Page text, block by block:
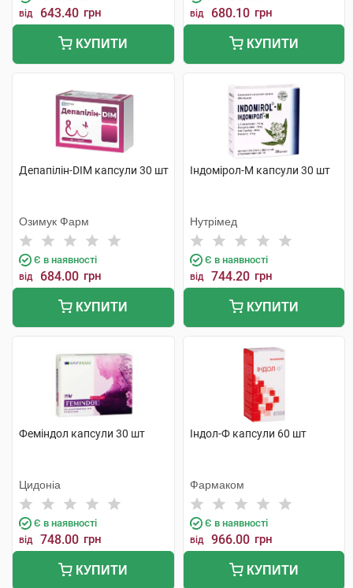
від 643.40 грн
КУПИТИ
від 680.10 грн
КУПИТИ
Депапілін-DIM капсули 30 шт
Озимук Фарм
Є в наявності
від 684.00 грн
КУПИТИ
Індомірол-М капсули 30 шт
Нутрімед
Є в наявності
від 744.20 грн
КУПИТИ
Феміндол капсули 30 шт
Цидоніа
Є в наявності
від 748.00 грн
КУПИТИ
Індол-Ф капсули 60 шт
Фармаком
Є в наявності
від 966.00 грн
КУПИТИ